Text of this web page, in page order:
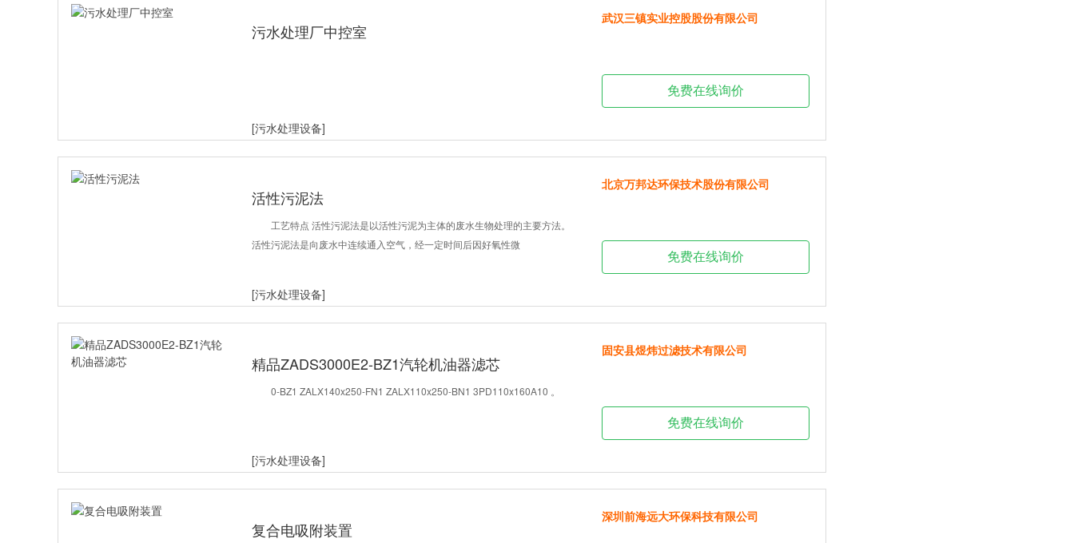
污水处理厂中控室
[污水处理设备]
武汉三镇实业控股股份有限公司
免费在线询价
活性污泥法
工艺特点 活性污泥法是以活性污泥为主体的废水生物处理的主要方法。
活性污泥法是向废水中连续通入空气，经一定时间后因好氧性微
[污水处理设备]
北京万邦达环保技术股份有限公司
免费在线询价
精品ZADS3000E2-BZ1汽轮机油器滤芯
0-BZ1 ZALX140x250-FN1 ZALX110x250-BN1 3PD110x160A10 。
[污水处理设备]
固安县煜炜过滤技术有限公司
免费在线询价
复合电吸附装置
深圳前海远大环保科技有限公司